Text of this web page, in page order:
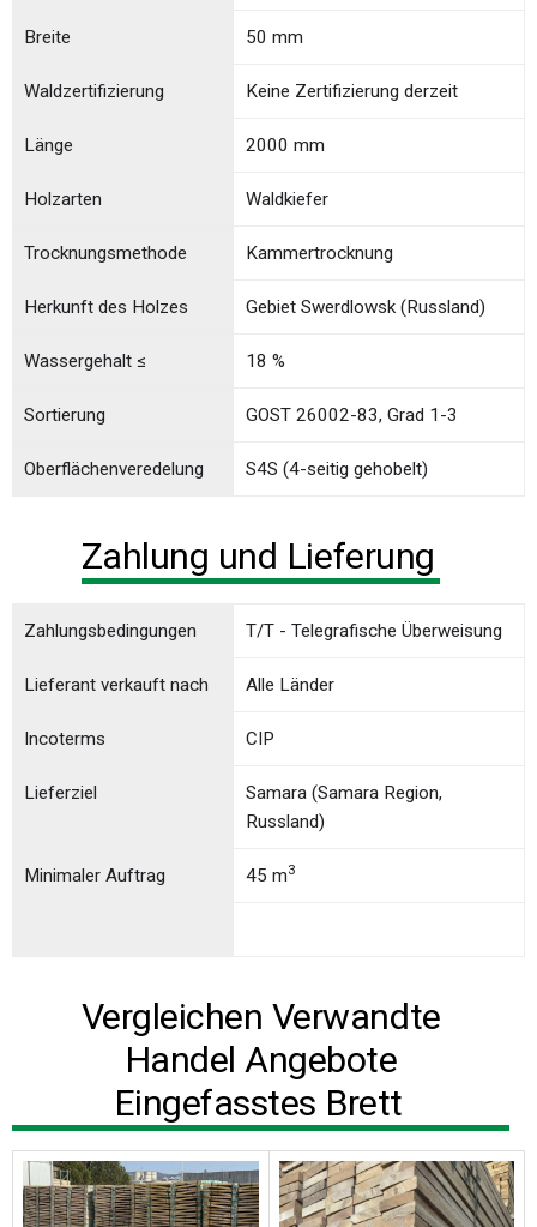
Breite 50 mm
Waldzertifizierung Keine Zertifizierung derzeit
Länge 2000 mm
Holzarten Waldkiefer
Trocknungsmethode Kammertrocknung
Herkunft des Holzes Gebiet Swerdlowsk (Russland)
Wassergehalt ≤ 18 %
Sortierung GOST 26002-83, Grad 1-3
Oberflächenveredelung S4S (4-seitig gehobelt)
Zahlung und Lieferung
Zahlungsbedingungen T/T - Telegrafische Überweisung
Incoterms CIP
Minimaler Auftrag 45 m3
Lieferant verkauft nach Alle Länder
Lieferziel
Samara (Samara Region,
Russland)
Vergleichen Verwandte
Handel Angebote
Eingefasstes Brett